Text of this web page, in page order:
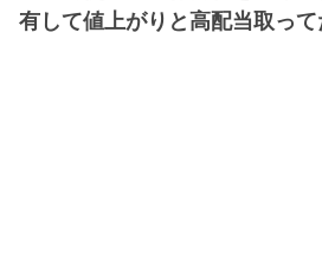
有して値上がりと高配当取って